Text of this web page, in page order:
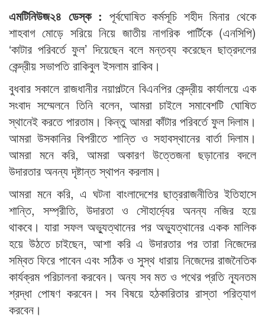
এমটিনিউজ২৪ ডেস্ক : পূর্বঘোষিত কর্মসূচি শহীদ মিনার থেকে
শাহবাগ মোড়ে সরিয়ে নিয়ে জাতীয় নাগরিক পার্টিকে (এনসিপি)
‘কাটার পরিবর্তে ফুল’ দিয়েছেন বলে মন্তব্য করেছেন ছাত্রদলের
কেন্দ্রীয় সভাপতি রাকিবুল ইসলাম রাকিব।
বুধবার সকালে রাজধানীর নয়াপল্টনে বিএনপির কেন্দ্রীয় কার্যালয়ে এক
সংবাদ সম্মেলনে তিনি বলেন, আমরা চাইলে সমাবেশটি ঘোষিত
স্থানেই করতে পারতাম। কিন্তু আমরা কাঁটার পরিবর্তে ফুল দিলাম।
আমরা উসকানির বিপরীতে শান্তি ও সহাবস্থানের বার্তা দিলাম।
আমরা মনে করি, আমরা অকারণ উত্তেজনা ছড়ানোর বদলে
উদারতার অনন্য দৃষ্টান্ত স্থাপন করলাম।
আমরা মনে করি, এ ঘটনা বাংলাদেশের ছাত্ররাজনীতির ইতিহাসে
শান্তি, সম্প্রীতি, উদারতা ও সৌহার্দ্যের অনন্য নজির হয়ে
থাকবে। যারা সফল অভ্যুত্থানের পর অভ্যুত্থানের একক মালিক
হয়ে উঠতে চাইছেন, আশা করি এ উদারতার পর তারা নিজেদের
সম্বিত ফিরে পাবেন এবং সঠিক ও সুস্থ ধারায় নিজেদের রাজনৈতিক
কার্যক্রম পরিচালনা করবেন। অন্য সব মত ও পথের প্রতি ন্যূনতম
শ্রদ্ধা পোষণ করবেন। সব বিষয়ে হঠকারিতার রাস্তা পরিত্যাগ
করবেন।